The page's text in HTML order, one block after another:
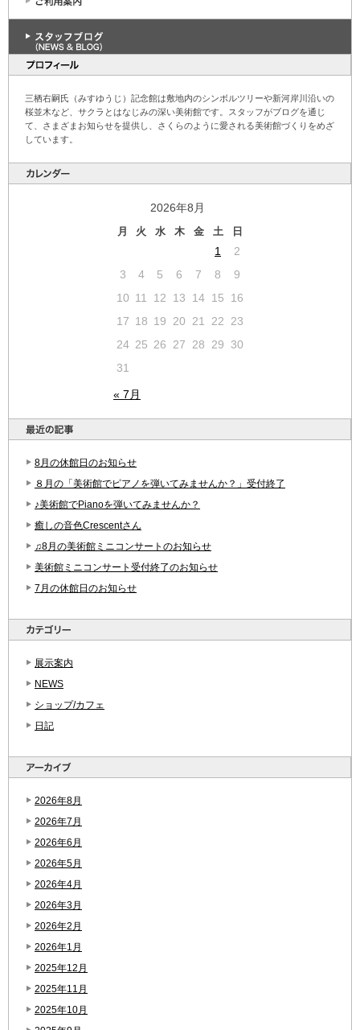
三栖右嗣氏（みすゆうじ）記念館は敷地内のシンボルツリーや新河岸川沿いの
桜並木など、サクラとはなじみの深い美術館です。スタッフがブログを通じ
て、さまざまお知らせを提供し、さくらのように愛される美術館づくりをめざ
しています。
2026年8月
月 火 水 木 金 土 日
« 7月
1
2
3
4 5 6 7 8
9
10 11 12 13 14 15
16
17 18 19 20 21 22
23
24 25 26 27 28 29
30
31
8月の休館日のお知らせ
８月の「美術館でピアノを弾いてみませんか？」受付終了
♪美術館でPianoを弾いてみませんか？
癒しの音色Crescentさん
♫8月の美術館ミニコンサートのお知らせ
美術館ミニコンサート受付終了のお知らせ
7月の休館日のお知らせ
展示案内
NEWS
ショップ/カフェ
日記
2026年8月
2026年7月
2026年6月
2026年5月
2026年4月
2026年3月
2026年2月
2026年1月
2025年12月
2025年11月
2025年10月